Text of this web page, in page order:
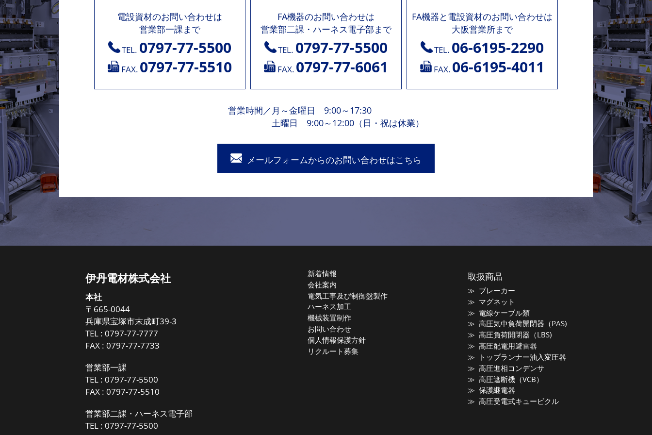
電設資材のお問い合わせは
営業部一課まで
TEL. 0797-77-5500
FAX. 0797-77-5510
FA機器のお問い合わせは
営業部二課・ハーネス電子部まで
TEL. 0797-77-5500
FAX. 0797-77-6061
FA機器と電設資材のお問い合わせは
大阪営業所まで
TEL. 06-6195-2290
FAX. 06-6195-4011
営業時間 ／ 月～金曜日 9:00～17:30
土曜日 9:00～12:00（日・祝は休業）
メールフォームからのお問い合わせはこちら
伊丹電材株式会社
本社
〒665-0044
兵庫県宝塚市末成町39-3
TEL :0797-77-7777
FAX : 0797-77-7733
営業部一課
TEL :0797-77-5500
FAX : 0797-77-5510
営業部二課・ハーネス電子部
TEL :0797-77-5500
新着情報
会社案内
電気工事及び制御盤製作
ハーネス加工
機械装置制作
お問い合わせ
個人情報保護方針
リクルート募集
取扱商品
ブレーカー
マグネット
電線ケーブル類
高圧気中負荷開閉器（PAS)
高圧負荷開閉器（LBS)
高圧配電用避雷器
トップランナー油入変圧器
高圧進相コンデンサ
高圧遮断機（VCB）
保護継電器
高圧受電式キュービクル